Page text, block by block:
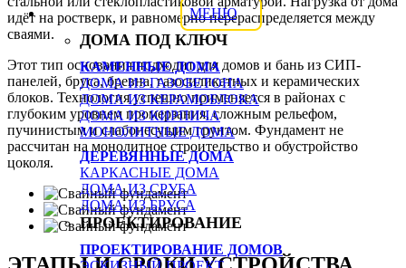
МЕНЮ
ДОМА ПОД КЛЮЧ
КАМЕННЫЕ ДОМА
ДОМА ИЗ ГАЗОБЕТОНА
ДОМА ИЗ КЕРАМОБЛОКА
ДОМА ИЗ КИРПИЧА
МОНОЛИТНЫЕ ДОМА
ДЕРЕВЯННЫЕ ДОМА
КАРКАСНЫЕ ДОМА
ДОМА ИЗ СРУБА
ДОМА ИЗ БРУСА
ПРОЕКТИРОВАНИЕ
ПРОЕКТИРОВАНИЕ ДОМОВ
идёт на ростверк, и равномерно перераспределяется между
сваями.
Этот тип основания подходит для домов и бань из СИП-
панелей, бруса, бревна, газосиликатных и керамических
блоков. Технология успешно применяется в районах с
глубоким уровнем промерзания, сложным рельефом,
пучинистым и слабонесущим грунтом. Фундамент не
рассчитан на монолитное строительство и обустройство
цоколя.